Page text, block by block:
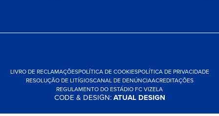
LIVRO DE RECLAMAÇÕESPOLÍTICA DE COOKIESPOLÍTICA DE PRIVACIDADE
RESOLUÇÃO DE LITÍGIOSCANAL DE DENÚNCIAACREDITAÇÕES
REGULAMENTO DO ESTÁDIO FC VIZELA
CODE & DESIGN:ATUAL DESIGN